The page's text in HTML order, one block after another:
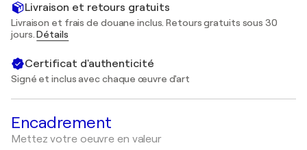
Livraison et retours gratuits
Livraison et frais de douane inclus. Retours gratuits sous 30
jours.Détails
Certificat d'authenticité
Signé et inclus avec chaque œuvre d'art
Encadrement
Mettez votre oeuvre en valeur